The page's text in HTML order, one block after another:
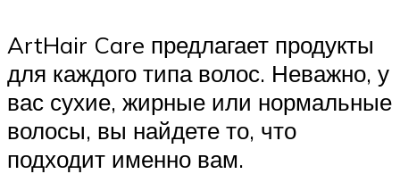
ArtHair Care предлагает продукты
для каждого типа волос. Неважно, у
вас сухие, жирные или нормальные
волосы, вы найдете то, что
подходит именно вам.